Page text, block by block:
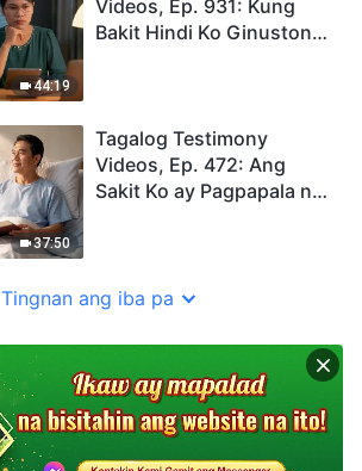
44:19
Videos, Ep. 931: Kung
Bakit Hindi Ko Ginustong
37:50
Tagalog Testimony
Videos, Ep. 472: Ang
Sakit Ko ay Pagpapala ng
Tingnan ang iba pa